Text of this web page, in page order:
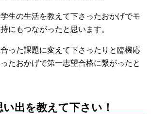
生の生活を教えて下さったおかげでモ
にもつながったと思います。
った課題に変えて下さったりと臨機応
たおかげで第一志望合格に繋がったと
出を教えて下さい！